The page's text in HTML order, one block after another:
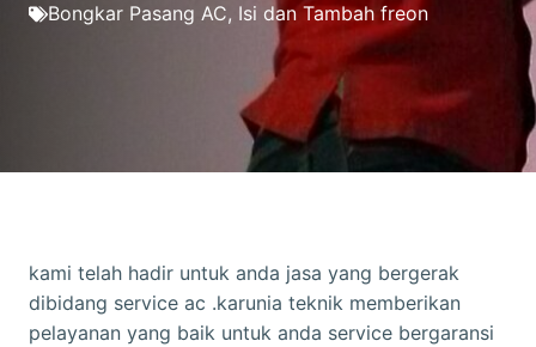
Bongkar Pasang AC, Isi dan Tambah freon
kami telah hadir untuk anda jasa yang bergerak
dibidang service ac .karunia teknik memberikan
pelayanan yang baik untuk anda service bergaransi